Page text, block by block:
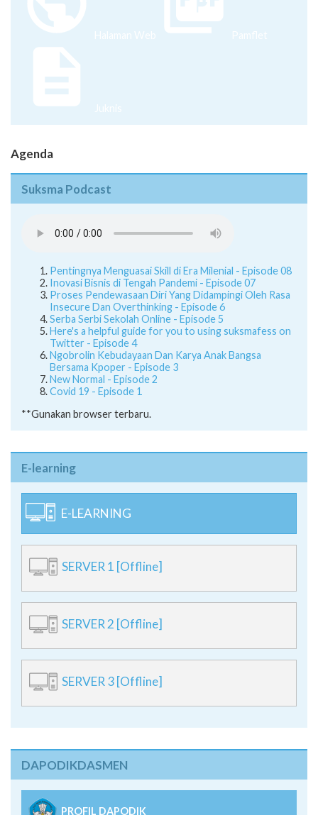
Halaman Web Pamflet
Juknis
Agenda
Suksma Podcast
Pentingnya Menguasai Skill di Era Milenial - Episode 08
Inovasi Bisnis di Tengah Pandemi - Episode 07
Proses Pendewasaan Diri Yang Didampingi Oleh Rasa
Insecure Dan Overthinking - Episode 6
Serba Serbi Sekolah Online - Episode 5
Here's a helpful guide for you to using suksmafess on
Twitter - Episode 4
Ngobrolin Kebudayaan Dan Karya Anak Bangsa
Bersama Kpoper - Episode 3
New Normal - Episode 2
Covid 19 - Episode 1
**Gunakan browser terbaru.
E-learning
E-LEARNING
SERVER 1 [Offline]
SERVER 2 [Offline]
SERVER 3 [Offline]
DAPODIKDASMEN
PROFIL DAPODIK